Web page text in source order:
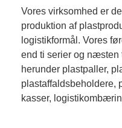
Vores virksomhed er
produktion af
logistikformål. Vores
end ti serier og næsten
herunder plastpaller,
plastaffaldsbeholdere,
kasser,